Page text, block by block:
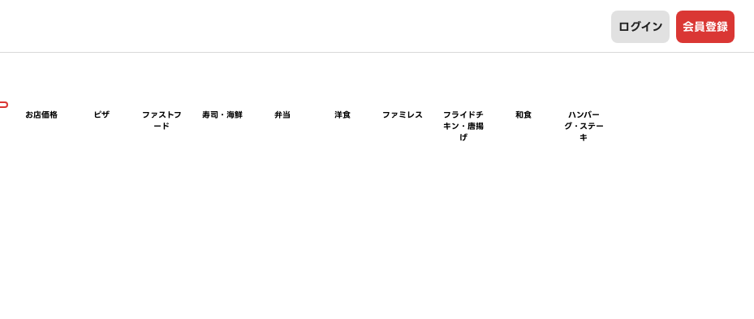
ログイン 会員登録
お店価格 ピザ
ファストフ
ード
寿司・海鮮 弁当 洋食 ファミレス
フライドチ
キン・唐揚
げ
和食
ハンバー
グ・ステー
キ